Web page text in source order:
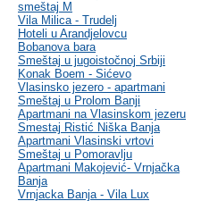
smeštaj M
Vila Milica - Trudelj
Hoteli u Arandjelovcu
Bobanova bara
Smeštaj u jugoistočnoj Srbiji
Konak Boem - Sićevo
Vlasinsko jezero - apartmani
Smeštaj u Prolom Banji
Apartmani na Vlasinskom jezeru
Smestaj Ristić Niška Banja
Apartmani Vlasinski vrtovi
Smeštaj u Pomoravlju
Apartmani Makojević- Vrnjačka
Banja
Vrnjacka Banja - Vila Lux